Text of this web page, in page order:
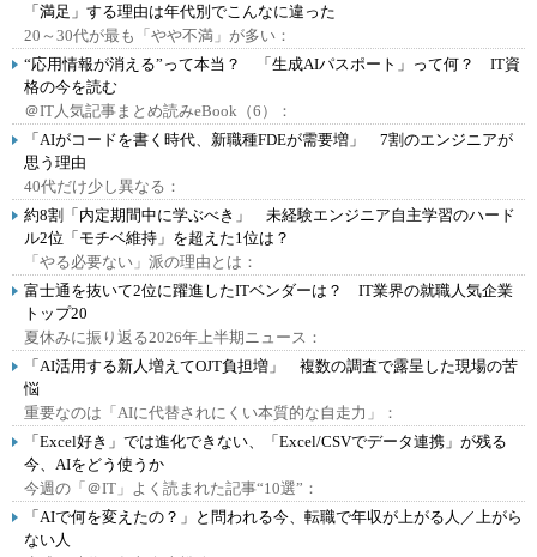
「満足」する理由は年代別でこんなに違った
20～30代が最も「やや不満」が多い：
“応用情報が消える”って本当？ 「生成AIパスポート」って何？ IT資
格の今を読む
＠IT人気記事まとめ読みeBook（6）：
「AIがコードを書く時代、新職種FDEが需要増」 7割のエンジニアが
思う理由
40代だけ少し異なる：
約8割「内定期間中に学ぶべき」 未経験エンジニア自主学習のハード
ル2位「モチベ維持」を超えた1位は？
「やる必要ない」派の理由とは：
富士通を抜いて2位に躍進したITベンダーは？ IT業界の就職人気企業
トップ20
夏休みに振り返る2026年上半期ニュース：
「AI活用する新人増えてOJT負担増」 複数の調査で露呈した現場の苦
悩
重要なのは「AIに代替されにくい本質的な自走力」：
「Excel好き」では進化できない、「Excel/CSVでデータ連携」が残る
今、AIをどう使うか
今週の「＠IT」よく読まれた記事“10選”：
「AIで何を変えたの？」と問われる今、転職で年収が上がる人／上がら
ない人